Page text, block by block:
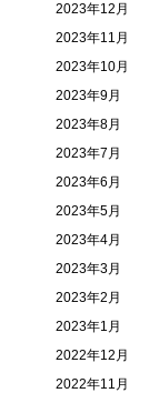
2023年12月
2023年11月
2023年10月
2023年9月
2023年8月
2023年7月
2023年6月
2023年5月
2023年4月
2023年3月
2023年2月
2023年1月
2022年12月
2022年11月